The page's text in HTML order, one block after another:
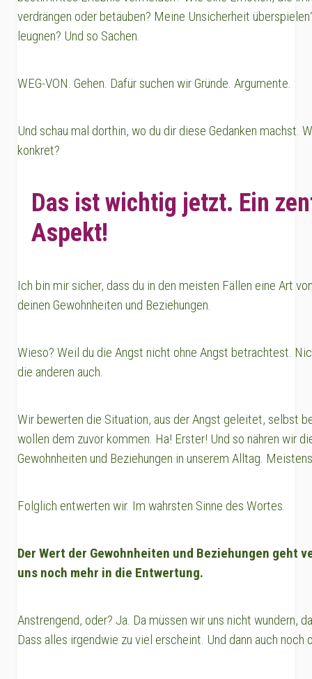
verdrängen oder betäuben? Meine Unsicherheit
leugnen? Und so Sachen.
WEG-VON. Gehen. Dafür suchen wir Gründe. Argumente.
Und schau mal dorthin, wo du dir diese Gedanken machst.
konkret?
Das ist wichtig jetzt. Ein
Aspekt!
Ich bin mir sicher, dass du in den meisten Fällen eine Art
deinen Gewohnheiten und Beziehungen.
Wieso? Weil du die Angst nicht ohne Angst betrachtest.
die anderen auch.
Wir bewerten die Situation, aus der Angst geleitet, selbst
wollen dem zuvor kommen. Ha! Erster! Und so nähren wir
Gewohnheiten und Beziehungen in unserem Alltag.
Folglich entwerten wir. Im wahrsten Sinne des Wortes.
Der Wert der Gewohnheiten und Beziehungen geht
uns noch mehr in die Entwertung.
Anstrengend, oder? Ja. Da müssen wir uns nicht wundern,
Dass alles irgendwie zu viel erscheint. Und dann auch noch